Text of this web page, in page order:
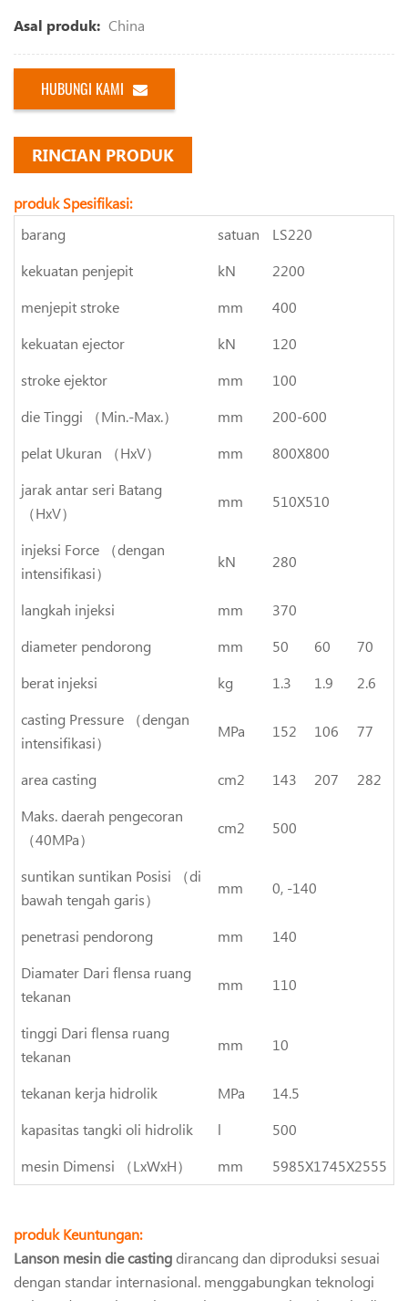
Asal produk: China
HUBUNGI KAMI
RINCIAN PRODUK
produk Spesifikasi:
barang
satuan
LS220
kekuatan penjepit
kN
2200
menjepit stroke
mm
400
kekuatan ejector
kN
120
stroke ejektor
mm
100
die Tinggi （Min.-Max.）
mm
200-600
pelat Ukuran （HxV）
mm
800X800
jarak antar seri Batang
（HxV）
mm 510X510
injeksi Force （dengan
intensifikasi）
kN 280
langkah injeksi mm
370
diameter pendorong
mm 50 60
70
berat injeksi
kg 1.3 1.9
2.6
casting Pressure （dengan
intensifikasi）
MPa 152 106 77
area casting cm2 143 207
282
Maks. daerah pengecoran
（40MPa）
cm2 500
suntikan suntikan Posisi （di
bawah tengah garis）
mm 0, -140
penetrasi pendorong mm
140
Diamater Dari flensa ruang
tekanan
mm 110
tinggi Dari flensa ruang
tekanan
mm 10
tekanan kerja hidrolik MPa
14.5
kapasitas tangki oli hidrolik
l
500
mesin Dimensi （LxWxH）
mm 5985X1745X2555
produk Keuntungan:
Lanson mesin die castingdirancang dan diproduksi sesuai
dengan standar internasional. menggabungkan teknologi